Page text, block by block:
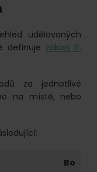
udělovaných
definuje zákon č.
za jednotlivé
na místě, nebo
Bo